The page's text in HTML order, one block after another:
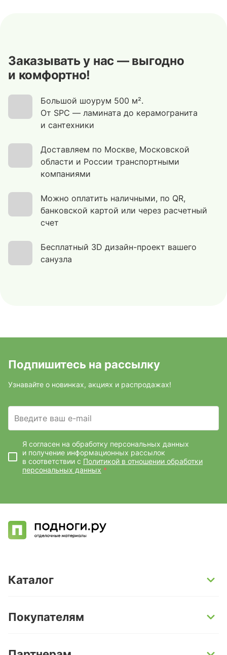
Заказывать у нас — выгодно
и комфортно!
Большой шоурум 500 м².
От SPC — ламината до керамогранита
и сантехники
Доставляем по Москве, Московской
области и России транспортными
компаниями
Можно оплатить наличными, по QR,
банковской картой или через расчетный
счет
Бесплатный 3D дизайн-проект вашего
санузла
Подпишитесь на рассылку
Узнавайте о новинках, акциях и распродажах!
Введите ваш e-mail
Я согласен на обработку персональных данных
и получение информационных рассылок
в соответствии с Политикой в отношении обработки
персональных данных *
Каталог
Кварц-винил и LVT-плитка
Покупателям